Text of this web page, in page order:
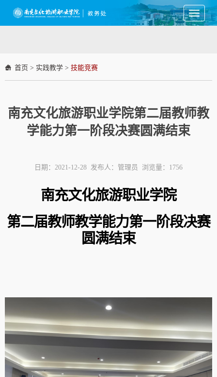
Toggle
首页 > 实践教学 > 技能竞赛
南充文化旅游职业学院第二届教师教
学能力第一阶段决赛圆满结束
日期：2021-12-28 发布人：管理员 浏览量： 1756
南充文化旅游职业学院
第二届教师教学能力第一阶段决赛
圆满结束